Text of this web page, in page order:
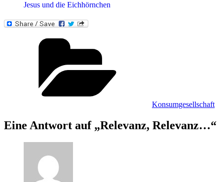
Jesus und die Eichhörnchen
Konsumgesellschaft
Eine Antwort auf „Relevanz, Relevanz…“